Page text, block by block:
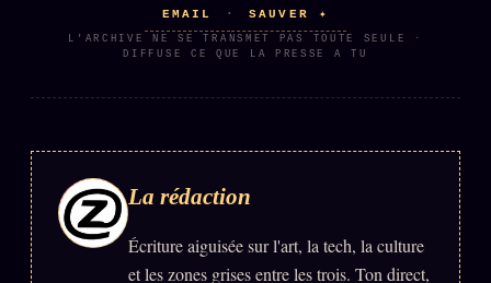
EMAIL · SAUVER ✦
L'ARCHIVE NE SE TRANSMET PAS TOUTE SEULE ·
DIFFUSE CE QUE LA PRESSE A TU
La rédaction
Écriture aiguisée sur l'art, la tech, la culture
et les zones grises entre les trois. Ton direct,